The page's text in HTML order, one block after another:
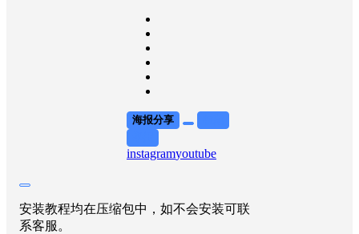
海报分享
instagramyoutube
安装教程均在压缩包中，如不会安装可联
系客服。